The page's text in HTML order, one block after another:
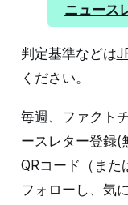
ニュース
判定基準などは
ください。
毎週、ファクト
ースレター登録(
QRコード（また
フォローし、気